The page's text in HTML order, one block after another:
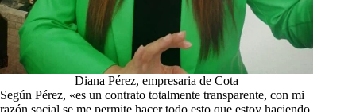
Diana Pérez, empresaria de Cota
Según Pérez, «es un contrato totalmente transparente, con mi